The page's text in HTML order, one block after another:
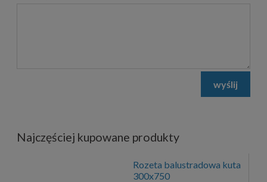
wyślij
Najczęściej kupowane produkty
Rozeta balustradowa kuta
300x750